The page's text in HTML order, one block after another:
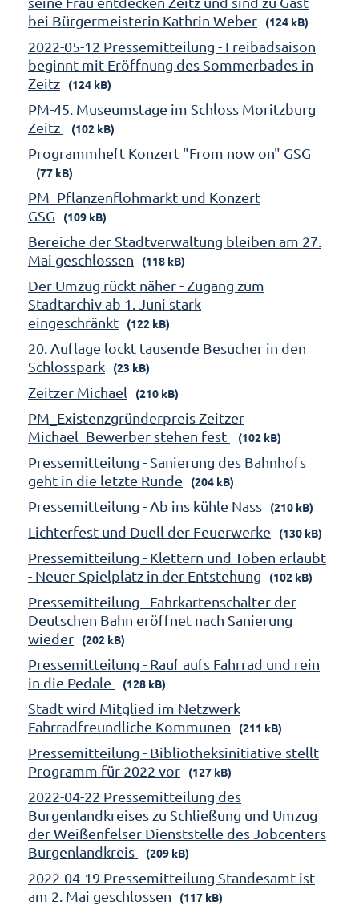
bei Bürgermeisterin Kathrin Weber
(124 kB)
2022-05-12 Pressemitteilung - Freibadsaison
beginnt mit Eröffnung des Sommerbades in
Zeitz
(124 kB)
PM-45. Museumstage im Schloss Moritzburg
Zeitz
(102 kB)
Programmheft Konzert "From now on" GSG
(77 kB)
PM_Pflanzenflohmarkt und Konzert
GSG
(109 kB)
Bereiche der Stadtverwaltung bleiben am 27.
Mai geschlossen
(118 kB)
Der Umzug rückt näher - Zugang zum
Stadtarchiv ab 1. Juni stark
eingeschränkt
(122 kB)
20. Auflage lockt tausende Besucher in den
Schlosspark
(23 kB)
Zeitzer Michael (210 kB)
PM_Existenzgründerpreis Zeitzer
Michael_Bewerber stehen fest
(102 kB)
Pressemitteilung - Sanierung des Bahnhofs
geht in die letzte Runde
(204 kB)
Pressemitteilung - Ab ins kühle Nass (210 kB)
Lichterfest und Duell der Feuerwerke (130 kB)
Pressemitteilung - Klettern und Toben erlaubt
- Neuer Spielplatz in der Entstehung
(102 kB)
Pressemitteilung - Fahrkartenschalter der
Deutschen Bahn eröffnet nach Sanierung
wieder
(202 kB)
Pressemitteilung - Rauf aufs Fahrrad und rein
in die Pedale
(128 kB)
Stadt wird Mitglied im Netzwerk
Fahrradfreundliche Kommunen
(211 kB)
Pressemitteilung - Bibliotheksinitiative stellt
Programm für 2022 vor
(127 kB)
2022-04-22 Pressemitteilung des
Burgenlandkreises zu Schließung und Umzug
der Weißenfelser Dienststelle des Jobcenters
Burgenlandkreis
(209 kB)
2022-04-19 Pressemitteilung Standesamt ist
am 2. Mai geschlossen
(117 kB)